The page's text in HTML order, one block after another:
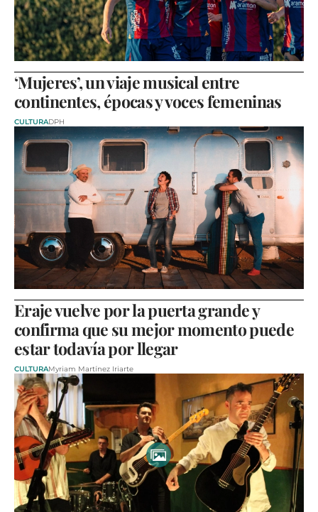
‘Mujeres’, un viaje musical entre
continentes, épocas y voces femeninas
CULTURADPH
Eraje vuelve por la puerta grande y
confirma que su mejor momento puede
estar todavía por llegar
CULTURAMyriam Martínez Iriarte